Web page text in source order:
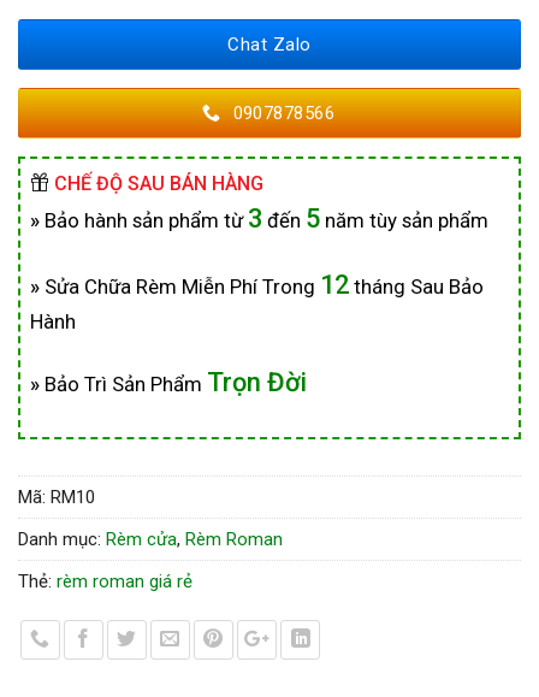
Chat Zalo
0907878566
CHẾ ĐỘ SAU BÁN HÀNG
» Bảo hành sản phẩm từ 3 đến 5 năm tùy sản phẩm
» Sửa Chữa Rèm Miễn Phí Trong 12 tháng Sau Bảo
Hành
» Bảo Trì Sản Phẩm Trọn Đời
Mã: RM10
Danh mục: Rèm cửa, Rèm Roman
Thẻ: rèm roman giá rẻ